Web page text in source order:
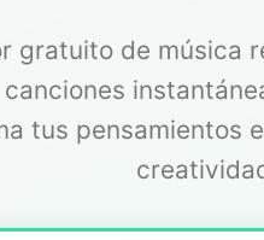
gratuito de música
canciones
tus pensamientos